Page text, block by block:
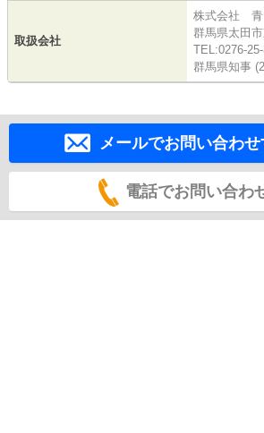
取扱会社
株式会社 青
群馬県太田
TEL:0276-
群馬県知事
メールでお問い合わ
電話でお問い合わ